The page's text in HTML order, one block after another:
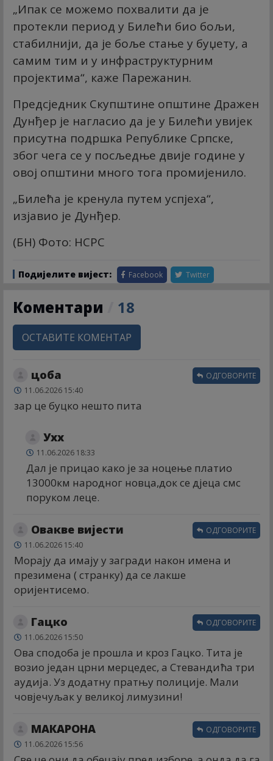
„Ипак се можемо похвалити да је
протекли период у Билећи био бољи,
стабилнији, да је боље стање у буџету, а
самим тим и у инфраструктурним
пројектима“, каже Парежанин.
Предсједник Скупштине општине Дражен
Дунђер је нагласио да је у Билећи увијек
присутна подршка Републике Српске,
због чега се у посљедње двије године у
овој општини много тога промијенило.
„Билећа је кренула путем успјеха“,
изјавио је Дунђер.
(БН) Фото: НСРС
Подијелите вијест: Facebook Twitter
Коментари 18
ОСТАВИТЕ КОМЕНТАР
цоба
11.06.2026 15:40
зар це буцко нешто пита
ОДГОВОРИТЕ
Ухх
11.06.2026 18:33
Дал је прицао како је за ноцење платио
13000км народног новца,док се дјеца смс
поруком леце.
Овакве вијести
11.06.2026 15:40
Морају да имају у загради након имена и
презимена ( странку) да се лакше
оријентисемо.
ОДГОВОРИТЕ
Гацко
11.06.2026 15:50
Ова сподоба је прошла и кроз Гацко. Тита је
возио један црни мерцедес, а Стевандића три
аудија. Уз додатну пратњу полиције. Мали
човјечуљак у великој лимузини!
ОДГОВОРИТЕ
МАКАРОНА
11.06.2026 15:56
ОДГОВОРИТЕ